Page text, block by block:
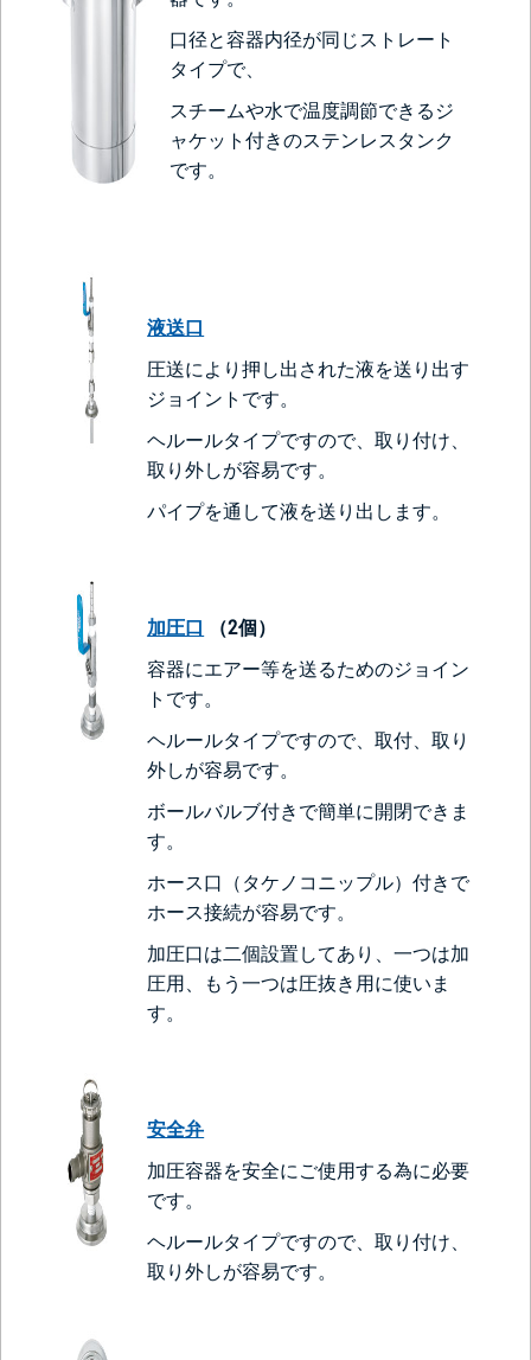
口径と容器内径が同じストレート
タイプで、
スチームや水で温度調節できるジ
ャケット付きのステンレスタンク
です。
液送口
圧送により押し出された液を送り出す
ジョイントです。
ヘルールタイプですので、取り付け、
取り外しが容易です。
パイプを通して液を送り出します。
加圧口
（2個）
容器にエアー等を送るためのジョイン
トです。
ヘルールタイプですので、取付、取り
外しが容易です。
ボールバルブ付きで簡単に開閉できま
す。
ホース口（タケノコニップル）付きで
ホース接続が容易です。
加圧口は二個設置してあり、一つは加
圧用、もう一つは圧抜き用に使いま
す。
安全弁
加圧容器を安全にご使用する為に必要
です。
ヘルールタイプですので、取り付け、
取り外しが容易です。